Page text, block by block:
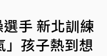
手 新北訓練
」孩子熱到想